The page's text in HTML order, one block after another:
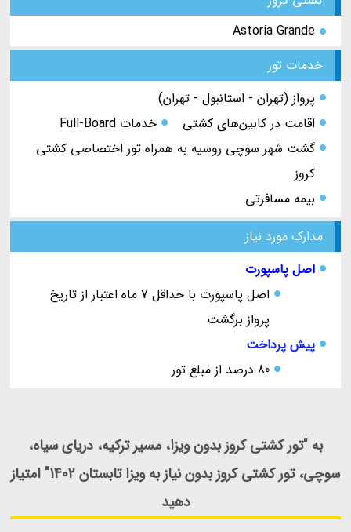
Astoria Grande
خدمات تور
پرواز (تهران - استانبول - تهران)
اقامت در کابین‌های کشتی
خدمات Full-Board
گشت شهر سوچی روسیه به همراه تور اختصاصی کشتی
کروز
بیمه مسافرتی
مدارک مورد نیاز
اصل پاسپورت
اصل پاسپورت با حداقل 7 ماه اعتبار از تاریخ
پرواز برگشت
پیش پرداخت
80 درصد از مبلغ تور
به "تور کشتی کروز بدون ویزا، مسیر ترکیه، دریای سیاه،
سوچی، تور کشتی کروز بدون نیاز به ویزا تابستان 1402" امتیاز
دهید